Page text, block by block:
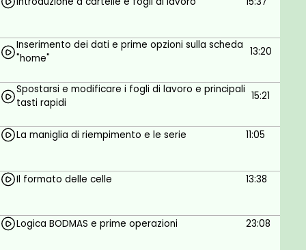
Ringraziamenti e qualche informazione prima di
iniziare
Excel: funzionalità e versioni
Introduzione a cartelle e fogli di lavoro
Inserimento dei dati e prime opzioni sulla scheda
Spostarsi e modificare i fogli di lavoro e principali
tasti rapidi
La maniglia di riempimento e le serie
Il formato delle celle
Inserimento dei dati e prime opzioni sulla scheda
"home"
13:20
Spostarsi e modificare i fogli di lavoro e principali
tasti rapidi
15:21
La maniglia di riempimento e le serie 11:05
Il formato delle celle 13:38
Logica BODMAS e prime operazioni 23:08